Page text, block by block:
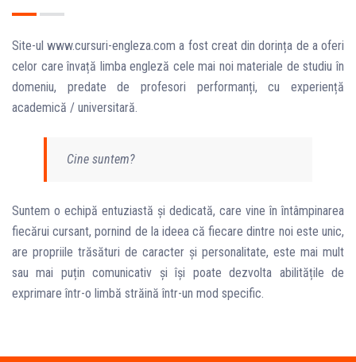
Site-ul www.cursuri-engleza.com a fost creat din dorința de a oferi
celor care învață limba engleză cele mai noi materiale de studiu în
domeniu, predate de profesori performanți, cu experiență
academică / universitară.
Cine suntem?
Suntem o echipă entuziastă și dedicată, care vine în întâmpinarea
fiecărui cursant, pornind de la ideea că fiecare dintre noi este unic,
are propriile trăsături de caracter și personalitate, este mai mult
sau mai puțin comunicativ și își poate dezvolta abilitățile de
exprimare într-o limbă străină într-un mod specific.